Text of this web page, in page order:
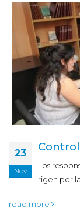
23
Nov
Los
rigen por
read more